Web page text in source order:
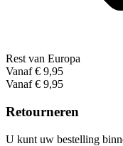
Rest van Europa
Vanaf € 9,95
Vanaf € 9,95
Retourneren
U kunt uw bestelling